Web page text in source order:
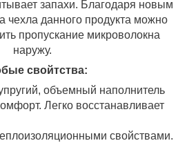
запахи. Благодаря новым
чехла данного продукта можно
пропускание микроволокна
наружу.
свойтства:
объемный наполнитель
Легко восстанавливает
свойствами.